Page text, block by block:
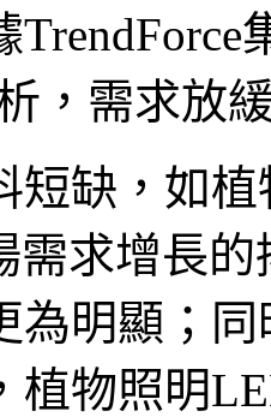
，需求放
短缺，如
需求增長
為明顯；
植物照明